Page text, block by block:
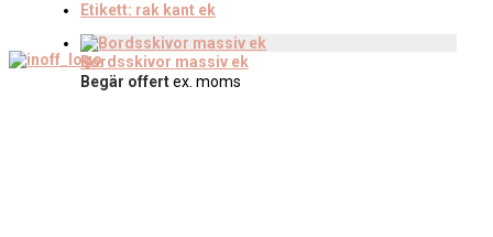
Etikett: rak kant ek
Bordsskivor massiv ek
Begär offertex. moms